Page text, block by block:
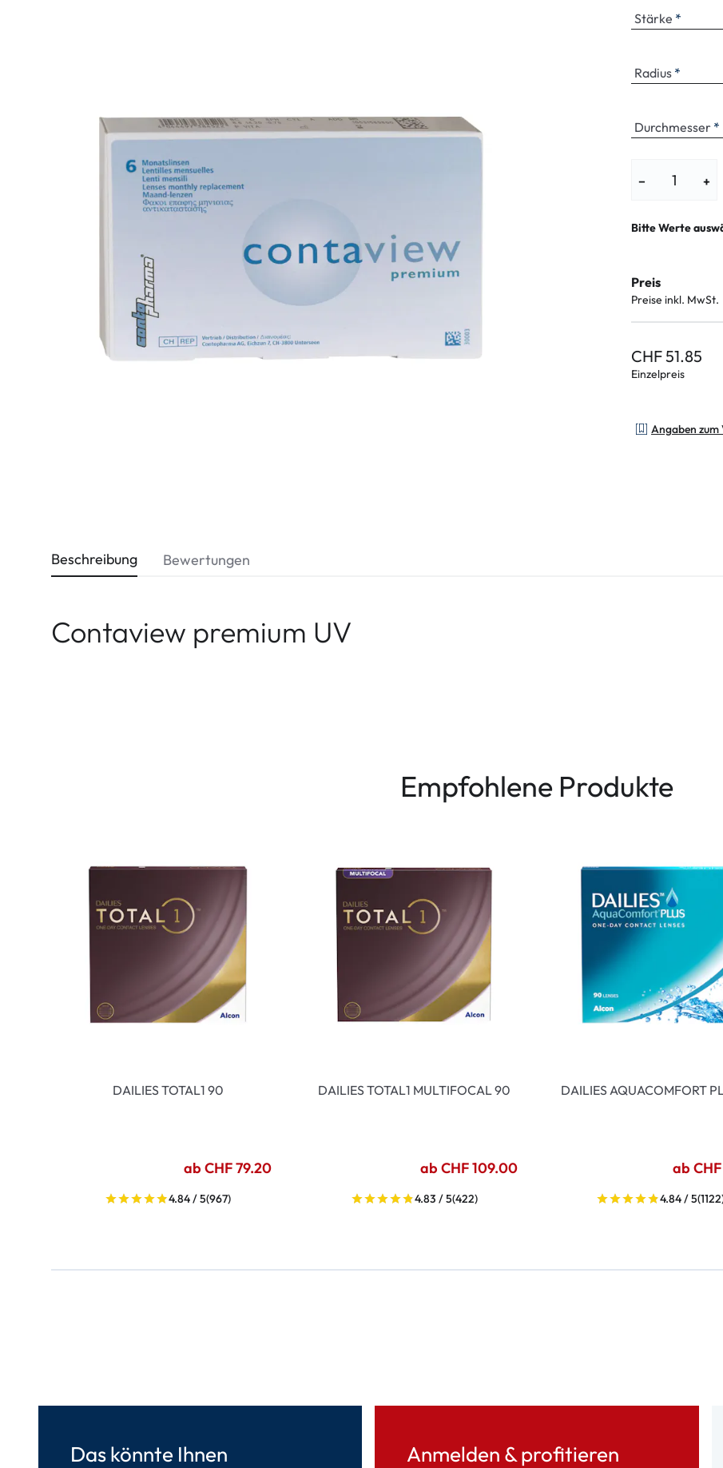
Biofinity
PureVision
Freshlook
Normale
Futuro
Ever Clean Plus
Weitere Marken
Stärke
Radius
Durchmesser
− +
Bitte Werte
Preis
Preise inkl. MwSt.
CHF 51.85
Einzelpreis
Angaben zum
Beschreibung
Contaview premium UV
Bewertungen
Empfohlene Produkte
DAILIES TOTAL1 90
ab CHF 79.20
4.84 / 5(967)
DAILIES TOTAL1 MULTIFOCAL 90
ab CHF 109.00
4.83 / 5(422)
DAILIES AQUACOMFORT
ab
4.84 / 5
Das könnte Ihnen
Anmelden & profitieren